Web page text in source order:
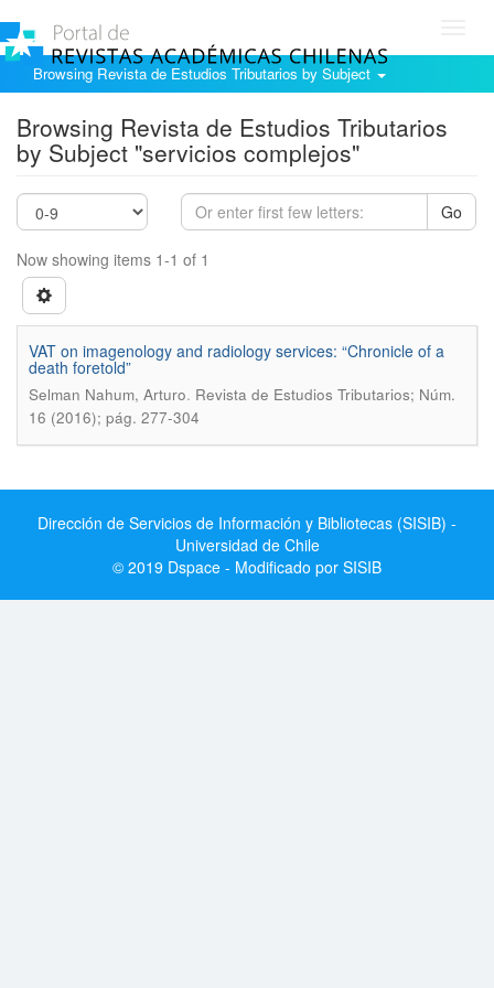
Browsing Revista de Estudios Tributarios by Subject
Browsing Revista de Estudios Tributarios
by Subject "servicios complejos"
Go
Now showing items 1-1 of 1
VAT on imagenology and radiology services: “Chronicle of a
death foretold”
Selman Nahum, Arturo. Revista de Estudios Tributarios; Núm.
16 (2016); pág. 277-304
Dirección de Servicios de Información y Bibliotecas (SISIB) -
Universidad de Chile
© 2019 Dspace - Modificado por SISIB